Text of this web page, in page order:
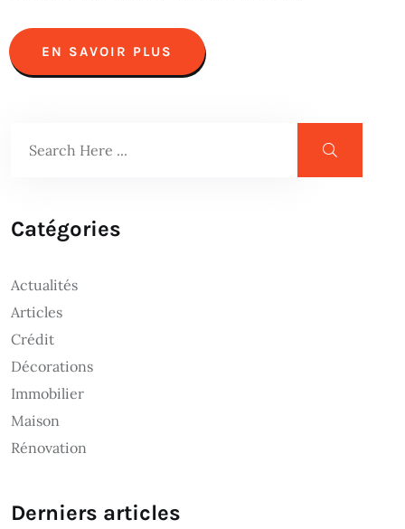
EN SAVOIR PLUS
Catégories
Actualités
Articles
Crédit
Décorations
Immobilier
Maison
Rénovation
Derniers articles